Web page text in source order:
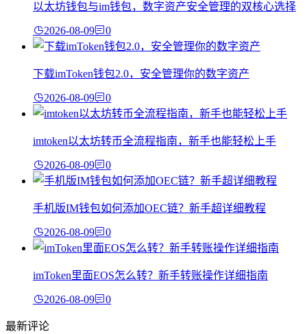
以太坊钱包与im钱包，数字资产安全管理的双核心选择
2026-08-09 0
下载imToken钱包2.0，安全管理你的数字资产
2026-08-09 0
imtoken以太坊转币全流程指南，新手也能轻松上手
2026-08-09 0
手机版IM钱包如何添加OEC链？新手超详细教程
2026-08-09 0
imToken里面EOS怎么转？新手转账操作详细指南
2026-08-09 0
最新评论